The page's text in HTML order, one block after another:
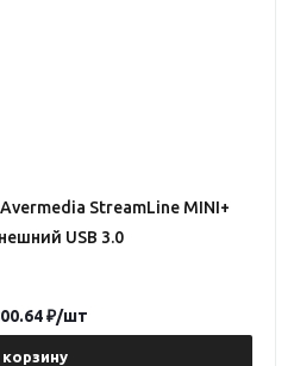
StreamLine MINI+
USB 3.0
корзину
₽/шт